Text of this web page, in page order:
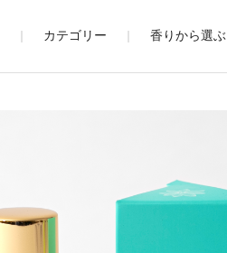
カテゴリー 香りから選ぶ